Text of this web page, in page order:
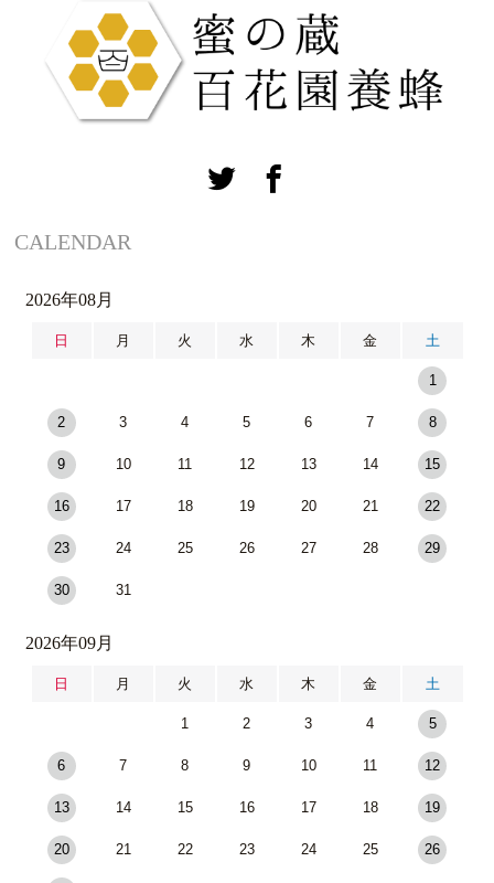
CALENDAR
2026年08月
日 月 火 水 木 金 土
1
2 3 4 5 6 7 8
9 10 11 12 13 14 15
16 17 18 19 20 21 22
23 24 25 26 27 28 29
30 31
2026年09月
日 月 火 水 木 金 土
1 2 3 4 5
6 7 8 9 10 11 12
13 14 15 16 17 18 19
20 21 22 23 24 25 26